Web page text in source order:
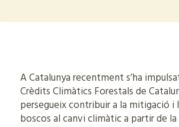
A Catalunya recentment s’ha
Crèdits Climàtics Forestals de
persegueix contribuir a la mitigació i
boscos al canvi climàtic a partir de